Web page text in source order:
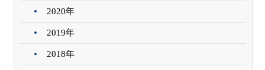
2020年
2019年
2018年